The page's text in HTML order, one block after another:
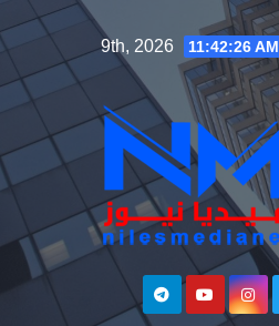
11:42:27 AM